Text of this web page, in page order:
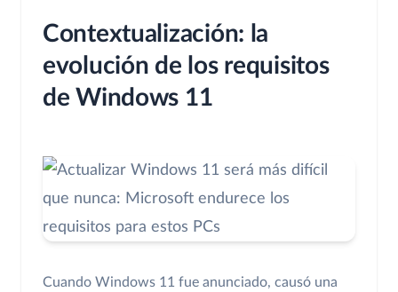
Contextualización: la
evolución de los requisitos
de Windows 11
Cuando Windows 11 fue anunciado, causó una